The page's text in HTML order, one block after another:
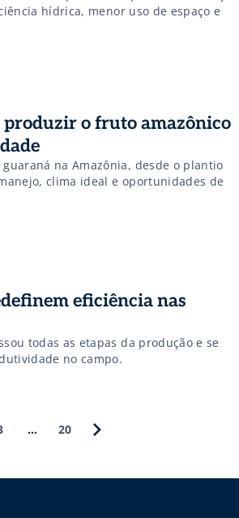
hídrica, menor uso de espaço e
o fruto amazônico
na Amazônia, desde o plantio
clima ideal e oportunidades de
eficiência nas
todas as etapas da produção e se
no campo.
… 20